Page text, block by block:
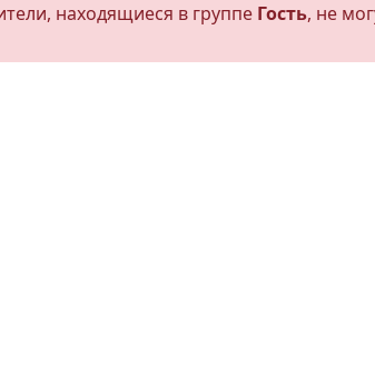
находящиеся в группе Гость, не